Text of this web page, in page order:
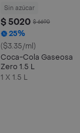
Sin azúcar
$ 5020 $ 6690
25%
($3.35/ml)
Coca-Cola Gaseosa
Zero 1.5 L
1 X 1.5 L